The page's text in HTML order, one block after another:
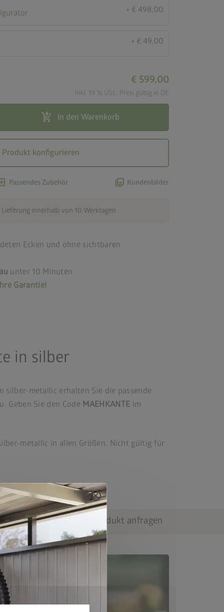
+ € 498,00
+ € 49,00
€ 599,00
Inkl. 19 % USt., Preis gültig in DE
add_shopping_cart In den Warenkorb
Produkt konfigurieren
Passendes Zubehör photo_library Kundenbilder
innerhalb von 10 Werktagen
Ecken und ohne sichtbaren
unter 10 Minuten
Garantie!
in silber
silber-metallic erhalten Sie die passende
Geben Sie den Code MAEHKANTE im
metallic in allen Größen. Nicht gültig für
Daten Produkt anfragen
cancel